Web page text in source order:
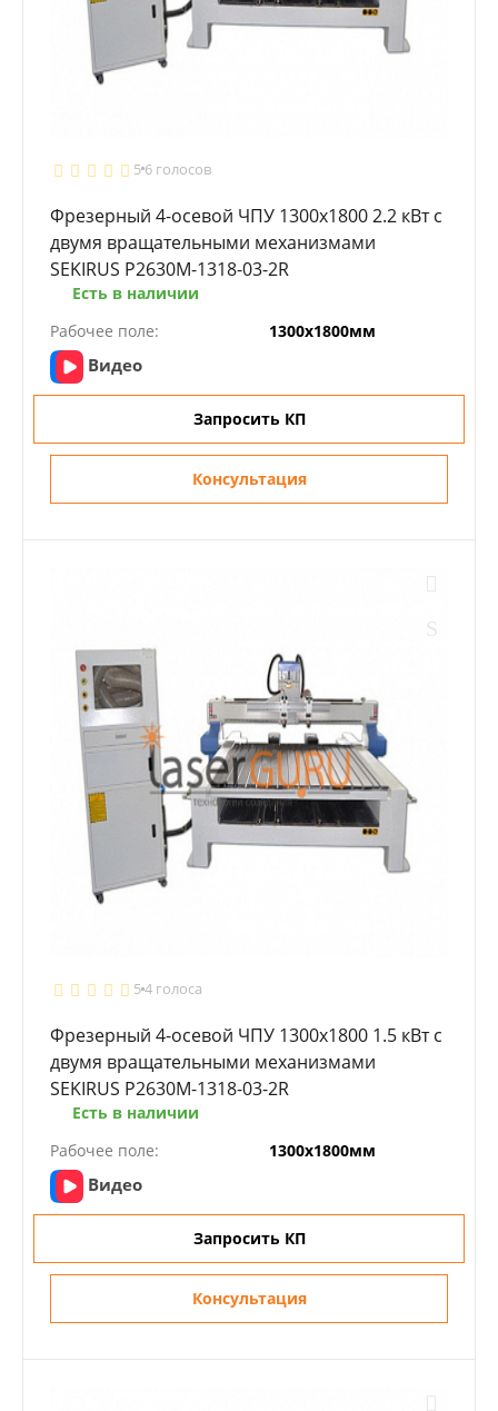
5 6 голосов
Фрезерный 4-осевой ЧПУ 1300х1800 2.2 кВт с
двумя вращательными механизмами
SEKIRUS P2630M-1318-03-2R
Есть в наличии
Рабочее поле:
1300х1800мм
Видео
Запросить КП
Консультация
54 голоса
Фрезерный 4-осевой ЧПУ 1300x1800 1.5 кВт с
двумя вращательными механизмами
SEKIRUS P2630M-1318-03-2R
Есть в наличии
Рабочее поле:
1300х1800мм
Видео
Запросить КП
Консультация